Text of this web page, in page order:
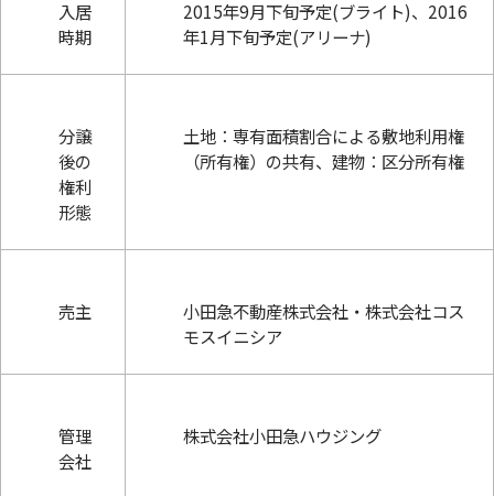
入居
時期
2015年9月下旬予定(ブライト)、2016
年1月下旬予定(アリーナ)
分譲
後の
権利
形態
土地：専有面積割合による敷地利用権
（所有権）の共有、建物：区分所有権
売主
小田急不動産株式会社・株式会社コス
モスイニシア
管理
会社
株式会社小田急ハウジング